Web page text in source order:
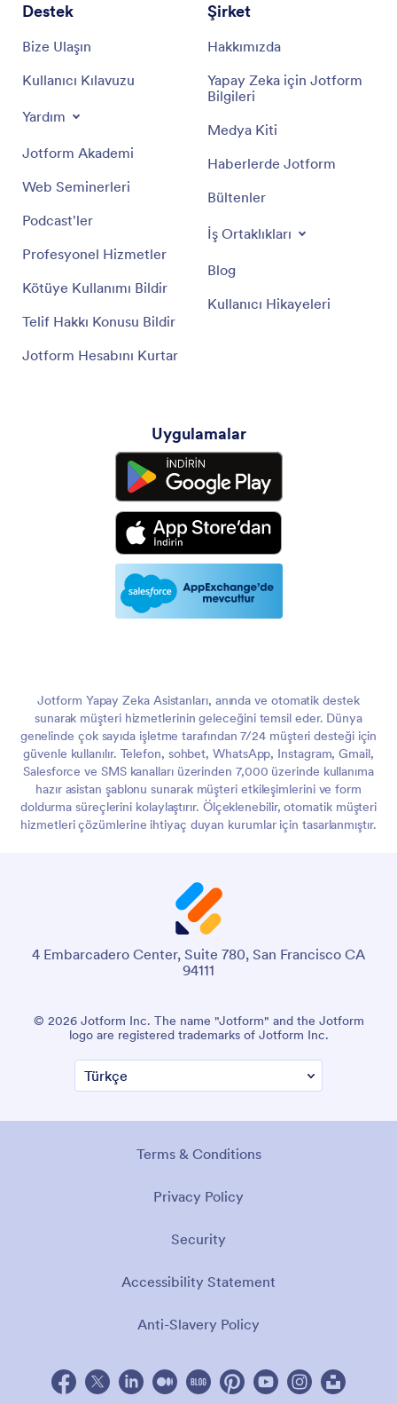
Destek
Bize Ulaşın
Kullanıcı Kılavuzu
Yardım
Jotform Akademi
Web Seminerleri
Podcast'ler
Profesyonel Hizmetler
Kötüye Kullanımı Bildir
Telif Hakkı Konusu Bildir
Jotform Hesabını Kurtar
Şirket
Hakkımızda
Yapay Zeka için Jotform
Bilgileri
Medya Kiti
Haberlerde Jotform
Bültenler
İş Ortaklıkları
Blog
Kullanıcı Hikayeleri
Uygulamalar
Jotform Yapay Zeka Asistanları, anında ve otomatik destek
sunarak müşteri hizmetlerinin geleceğini temsil eder. Dünya
genelinde çok sayıda işletme tarafından 7/24 müşteri desteği için
güvenle kullanılır. Telefon, sohbet, WhatsApp, Instagram, Gmail,
Salesforce ve SMS kanalları üzerinden 7,000 üzerinde kullanıma
hazır asistan şablonu sunarak müşteri etkileşimlerini ve form
doldurma süreçlerini kolaylaştırır. Ölçeklenebilir, otomatik müşteri
hizmetleri çözümlerine ihtiyaç duyan kurumlar için tasarlanmıştır.
4 Embarcadero Center, Suite 780, San Francisco CA
94111
© 2026 Jotform Inc. The name "Jotform" and the Jotform
logo are registered trademarks of Jotform Inc.
Terms & Conditions
Privacy Policy
Security
Accessibility Statement
Anti-Slavery Policy